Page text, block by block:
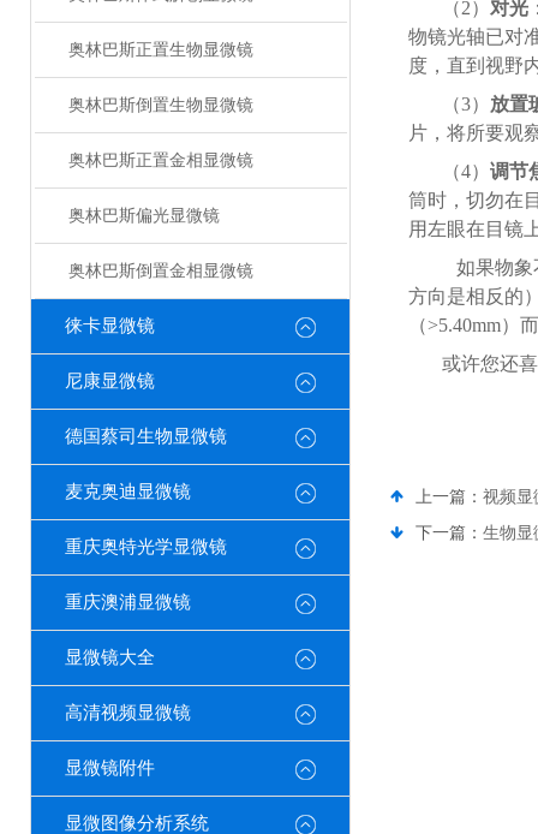
奥林巴斯正置生物显微镜
奥林巴斯倒置生物显微镜
奥林巴斯正置金相显微镜
奥林巴斯偏光显微镜
奥林巴斯倒置金相显微镜
徕卡显微镜
尼康显微镜
德国蔡司生物显微镜
麦克奥迪显微镜
重庆奥特光学显微镜
重庆澳浦显微镜
显微镜大全
高清视频显微镜
显微镜附件
显微图像分析系统
（2） 对光
物镜光轴已对
度，直到视野
（3） 放置
片，将所要观
（4） 调节
筒时，切勿在
用左眼在目镜
如果物象
方向是相反的
（>5.40mm）
或许您还
上一篇： 视频显
下一篇： 生物显